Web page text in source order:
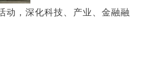
动，深化科技、产业、金融融